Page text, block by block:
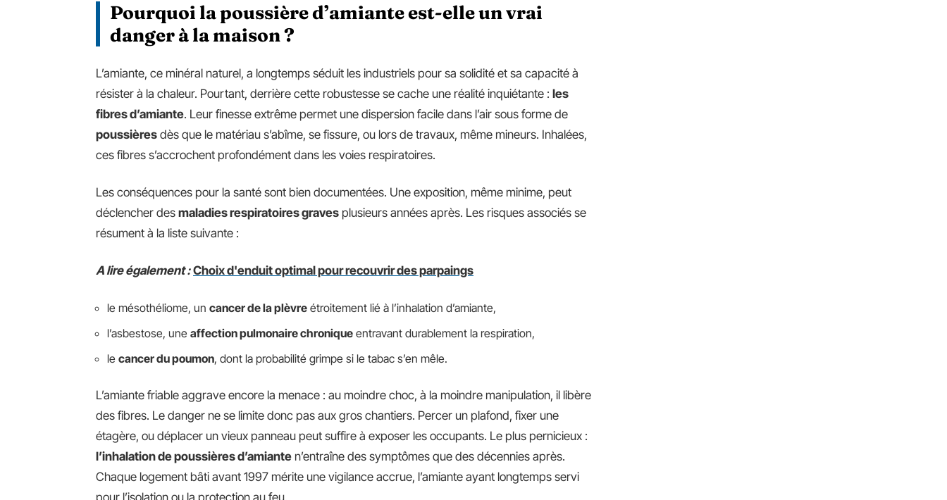
Pourquoi la poussière d’amiante est-elle un vrai
danger à la maison ?
L’amiante, ce minéral naturel, a longtemps séduit les industriels pour sa solidité et sa capacité à
résister à la chaleur. Pourtant, derrière cette robustesse se cache une réalité inquiétante : les
fibres d’amiante. Leur finesse extrême permet une dispersion facile dans l’air sous forme de
poussières dès que le matériau s’abîme, se fissure, ou lors de travaux, même mineurs. Inhalées,
ces fibres s’accrochent profondément dans les voies respiratoires.
Les conséquences pour la santé sont bien documentées. Une exposition, même minime, peut
déclencher des maladies respiratoires graves plusieurs années après. Les risques associés se
résument à la liste suivante :
A lire également : Choix d'enduit optimal pour recouvrir des parpaings
le mésothéliome, un cancer de la plèvre étroitement lié à l’inhalation d’amiante,
l’asbestose, une affection pulmonaire chronique entravant durablement la respiration,
le cancer du poumon, dont la probabilité grimpe si le tabac s’en mêle.
L’amiante friable aggrave encore la menace : au moindre choc, à la moindre manipulation, il libère
des fibres. Le danger ne se limite donc pas aux gros chantiers. Percer un plafond, fixer une
étagère, ou déplacer un vieux panneau peut suffire à exposer les occupants. Le plus pernicieux :
l’inhalation de poussières d’amiante n’entraîne des symptômes que des décennies après.
Chaque logement bâti avant 1997 mérite une vigilance accrue, l’amiante ayant longtemps servi
pour l’isolation ou la protection au feu.